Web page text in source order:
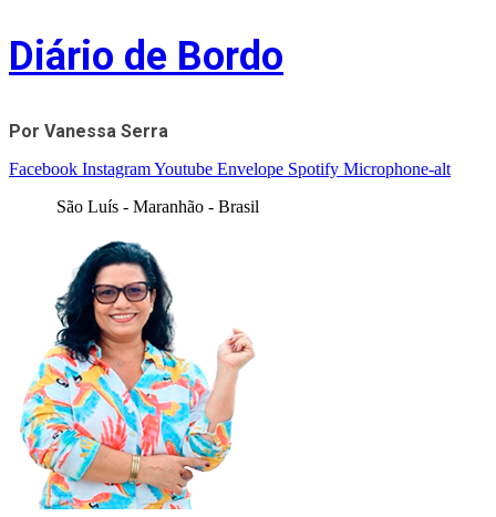
Skip
to
content
Diário de Bordo
Por Vanessa Serra
Facebook InstagramYoutube Envelope Spotify Microphone-alt
São Luís - Maranhão - Brasil